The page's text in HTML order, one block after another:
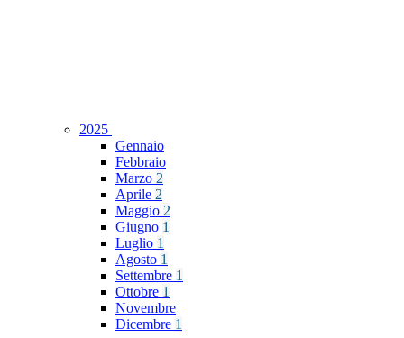
2025
Gennaio
Febbraio
Marzo 2
Aprile 2
Maggio 2
Giugno 1
Luglio 1
Agosto 1
Settembre 1
Ottobre 1
Novembre
Dicembre 1